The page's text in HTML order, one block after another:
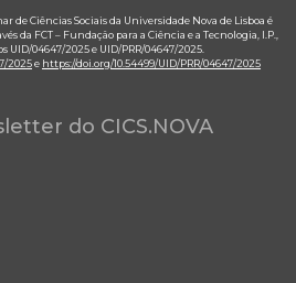
de Ciências Sociais da Universidade Nova de Lisboa é
da FCT – Fundação para a Ciência e a Tecnologia, I.P.,
UID/04647/2025 e UID/PRR/04647/2025.
2025e https://doi.org/10.54499/UID/PRR/04647/2025
do CICS.NOVA